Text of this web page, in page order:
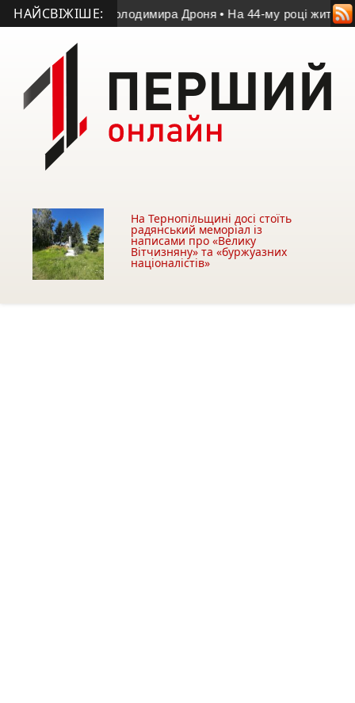
НАЙСВІЖІШЕ:
пам’яті Володимира Дроня • На 44-му році життя помер
На Тернопільщині досі стоїть
радянський меморіал із
написами про «Велику
Вітчизняну» та «буржуазних
націоналістів»